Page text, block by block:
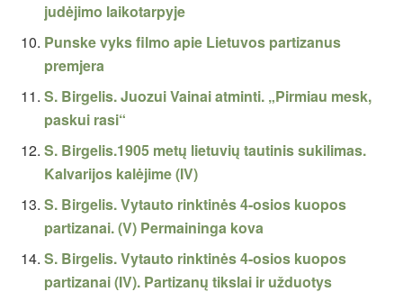
judėjimo laikotarpyje
Punske vyks filmo apie Lietuvos partizanus
premjera
S. Birgelis. Juozui Vainai atminti. „Pirmiau mesk,
paskui rasi“
S. Birgelis.1905 metų lietuvių tautinis sukilimas.
Kalvarijos kalėjime (IV)
S. Birgelis. Vytauto rinktinės 4-osios kuopos
partizanai. (V) Permaininga kova
S. Birgelis. Vytauto rinktinės 4-osios kuopos
partizanai (IV). Partizanų tikslai ir užduotys